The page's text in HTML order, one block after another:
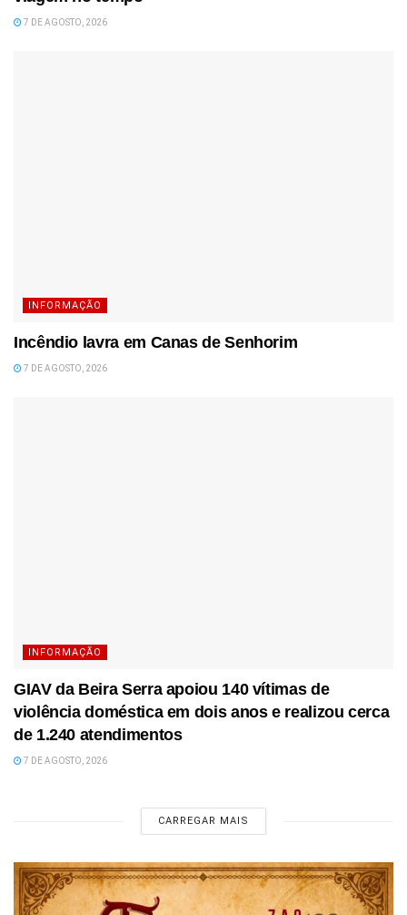
7 DE AGOSTO, 2026
INFORMAÇÃO
Incêndio lavra em Canas de Senhorim
7 DE AGOSTO, 2026
INFORMAÇÃO
GIAV da Beira Serra apoiou 140 vítimas de
violência doméstica em dois anos e realizou cerca
de 1.240 atendimentos
7 DE AGOSTO, 2026
CARREGAR MAIS